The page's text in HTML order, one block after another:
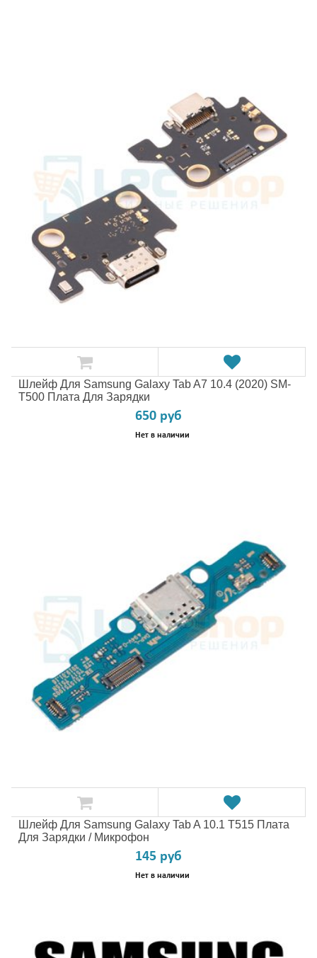
Шлейф Для Samsung Galaxy Tab A7 10.4 (2020) SM-
T500 Плата Для Зарядки
650 руб
Нет в наличии
Шлейф Для Samsung Galaxy Tab A 10.1 T515 Плата
Для Зарядки / Микрофон
145 руб
Нет в наличии